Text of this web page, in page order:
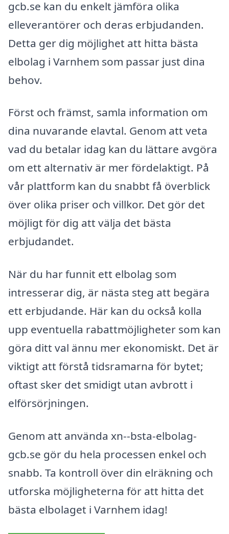
gcb.se kan du enkelt jämföra olika
elleverantörer och deras erbjudanden.
Detta ger dig möjlighet att hitta bästa
elbolag i Varnhem som passar just dina
behov.
Först och främst, samla information om
dina nuvarande elavtal. Genom att veta
vad du betalar idag kan du lättare avgöra
om ett alternativ är mer fördelaktigt. På
vår plattform kan du snabbt få överblick
över olika priser och villkor. Det gör det
möjligt för dig att välja det bästa
erbjudandet.
När du har funnit ett elbolag som
intresserar dig, är nästa steg att begära
ett erbjudande. Här kan du också kolla
upp eventuella rabattmöjligheter som kan
göra ditt val ännu mer ekonomiskt. Det är
viktigt att förstå tidsramarna för bytet;
oftast sker det smidigt utan avbrott i
elförsörjningen.
Genom att använda xn--bsta-elbolag-
gcb.se gör du hela processen enkel och
snabb. Ta kontroll över din elräkning och
utforska möjligheterna för att hitta det
bästa elbolaget i Varnhem idag!